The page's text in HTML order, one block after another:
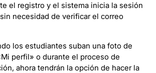
el registro y el sistema inicia la sesión
necesidad de verificar el correo
los estudiantes suban una foto de
perfil» o durante el proceso de
ahora tendrán la opción de hacer la